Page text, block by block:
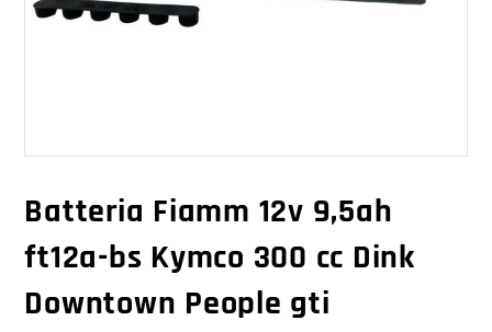
Batteria Fiamm 12v 9,5ah
ft12a-bs Kymco 300 cc Dink
Downtown People gti